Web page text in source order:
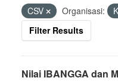
CSV
Organisasi:
Filter Results
Nilai IBANGGA dan